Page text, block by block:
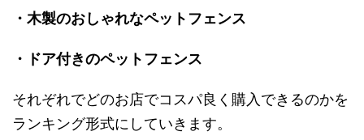
・木製のおしゃれなペットフェンス
・ドア付きのペットフェンス
それぞれでどのお店でコスパ良く購入できるのかを
ランキング形式にしていきます。